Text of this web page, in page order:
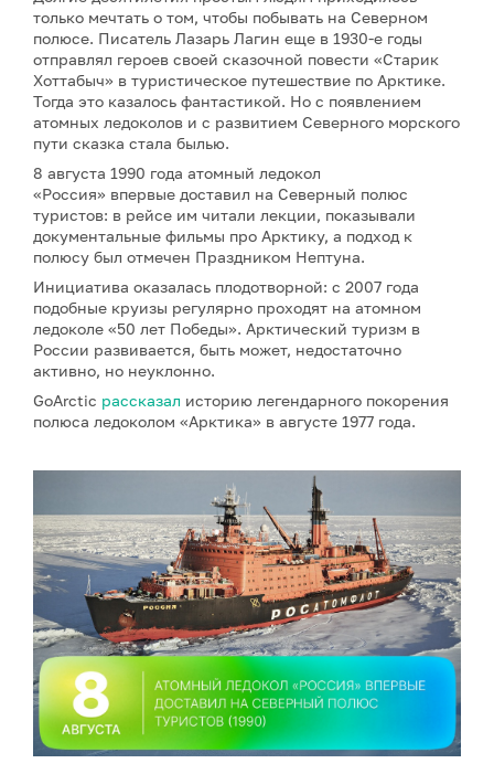
только мечтать о том, чтобы побывать на Северном
полюсе. Писатель Лазарь Лагин еще в 1930-е годы
отправлял героев своей сказочной повести «Старик
Хоттабыч» в туристическое путешествие по Арктике.
Тогда это казалось фантастикой. Но с появлением
атомных ледоколов и с развитием Северного морского
пути сказка стала былью.
8 августа 1990 года атомный ледокол
«Россия» впервые доставил на Северный полюс
туристов: в рейсе им читали лекции, показывали
документальные фильмы про Арктику, а подход к
полюсу был отмечен Праздником Нептуна.
Инициатива оказалась плодотворной: с 2007 года
подобные круизы регулярно проходят на атомном
ледоколе «50 лет Победы». Арктический туризм в
России развивается, быть может, недостаточно
активно, но неуклонно.
GoArctic рассказал историю легендарного покорения
полюса ледоколом «Арктика» в августе 1977 года.